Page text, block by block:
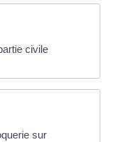
civile
sur